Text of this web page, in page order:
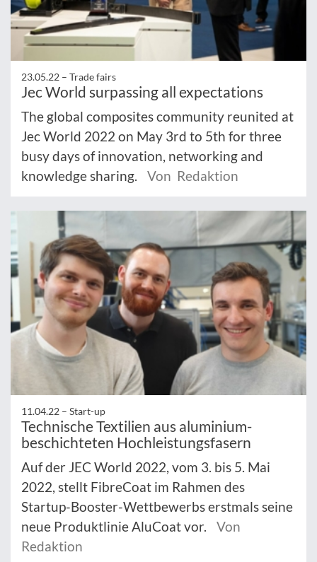
23.05.22 – Trade fairs
Jec World surpassing all expectations
The global composites community reunited at
Jec World 2022 on May 3rd to 5th for three
busy days of innovation, networking and
knowledge sharing.
Von Redaktion
11.04.22 – Start-up
Technische Textilien aus aluminium-
beschichteten Hochleistungsfasern
Auf der JEC World 2022, vom 3. bis 5. Mai
2022, stellt FibreCoat im Rahmen des
Startup-Booster-Wettbewerbs erstmals seine
neue Produktlinie AluCoat vor.
Von
Redaktion